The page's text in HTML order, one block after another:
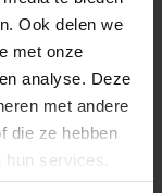
Ook delen we
met onze
analyse. Deze
met andere
die ze hebben
services.